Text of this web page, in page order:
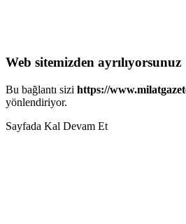
Web sitemizden ayrılıyorsunuz
Bu bağlantı sizi https://
yönlendiriyor.
Sayfada Kal Devam Et